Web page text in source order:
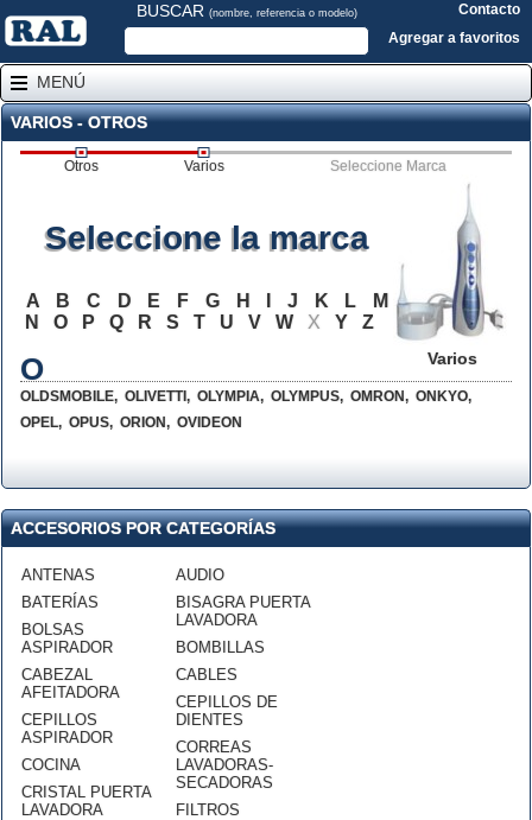
BUSCAR (nombre, referencia o modelo)
Contacto
Agregar a favoritos
MENÚ
VARIOS - OTROS
Otros Varios Seleccione Marca
Varios
Seleccione la marca
A B C D E F G H J K L
M
N
O P Q R S T U V W X Y Z
O
OLDSMOBILE, OLIVETTI, OLYMPIA, OLYMPUS, OMRON, ONKYO,
OPEL, OPUS, ORION, OVIDEON
ACCESORIOS POR CATEGORÍAS
ANTENAS
BATERÍAS
BOLSAS
ASPIRADOR
CABEZAL
AFEITADORA
CEPILLOS
ASPIRADOR
COCINA
CRISTAL PUERTA
LAVADORA
AUDIO
BISAGRA PUERTA
LAVADORA
BOMBILLAS
CABLES
CEPILLOS DE
DIENTES
CORREAS
LAVADORAS-
SECADORAS
FILTROS